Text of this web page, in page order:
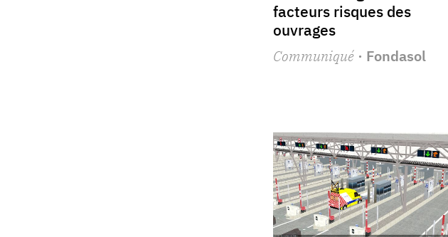
facteurs risques des
ouvrages
Communiqué · Fondasol